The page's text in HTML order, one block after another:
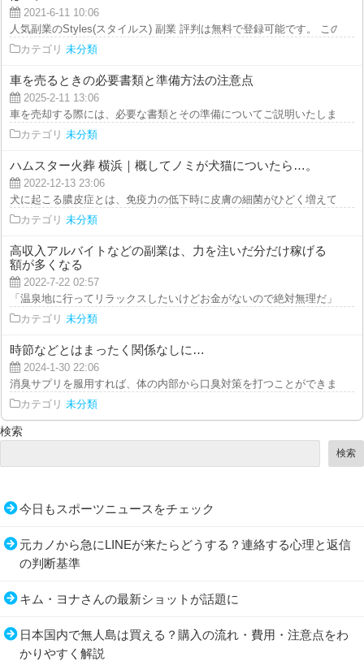
2021-6-11 10:06
人気副業のStyles(スタイルス) 副業 評判は無料で登録可能です。 このと
カテゴリ 未分類
車を売るときの必要書類と準備方法の注意点
2025-2-11 13:06
車を売却する際には、必要な書類とその準備についてご説明いたします。
カテゴリ 未分類
ハムスター火葬 横浜｜概してノミが犬猫についたら…。
2022-12-13 23:06
犬に起こる膿皮症とは、免疫力の低下時に皮膚の細菌がひどく増えてしま
カテゴリ 未分類
高収入アルバイトなどの副業は、力を注いだ分だけ稼げる
額が多くなる
2022-7-22 02:57
「温泉地に行ってリラックスしたいけどお金がないので絶対無理だ」とた
カテゴリ 未分類
時節などとはまったく関係なしに…
2024-1-30 22:06
消臭サプリを服用すれば、体の内部から口臭対策を打つことができます。
カテゴリ 未分類
検索
検索
今日もスポーツニュースをチェック
元カノから急にLINEが来たらどうする？連絡する心理と返信
の判断基準
キム・ヨナさんの最新ショットが話題に
日本国内で無人島は買える？購入の流れ・費用・注意点をわ
かりやすく解説